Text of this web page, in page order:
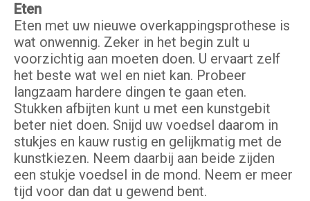
Eten
Eten met uw nieuwe overkappingsprothese is
wat onwennig. Zeker in het begin zult u
voorzichtig aan moeten doen. U ervaart zelf
het beste wat wel en niet kan. Probeer
langzaam hardere dingen te gaan eten.
Stukken afbijten kunt u met een kunstgebit
beter niet doen. Snijd uw voedsel daarom in
stukjes en kauw rustig en gelijkmatig met de
kunstkiezen. Neem daarbij aan beide zijden
een stukje voedsel in de mond. Neem er meer
tijd voor dan dat u gewend bent.